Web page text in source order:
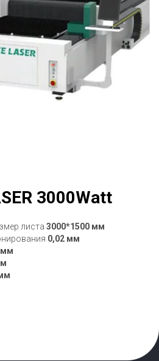
3000Watt
листа 3000*1500 мм
0,02 мм